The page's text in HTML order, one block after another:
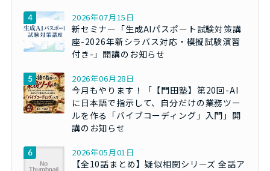
2026年07月15日
新セミナー「生成AIパスポート試験対策講
座-2026年新シラバス対応・模擬試験演習
付き-」開講のお知らせ
2026年06月28日
今月もやります！「【門田塾】第20回-AI
に日本語で指示して、自分だけの業務ツー
ルを作る「バイブコーディング」入門」開
講のお知らせ
2026年05月01日
【全10話まとめ】疑似相関シリーズ 全話ア